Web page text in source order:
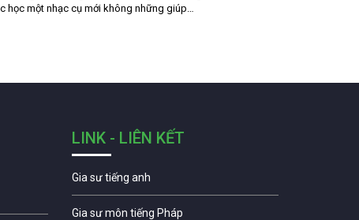
học một nhạc cụ mới không những giúp…
LINK - LIÊN KẾT
Gia sư tiếng anh
Gia sư môn tiếng Pháp